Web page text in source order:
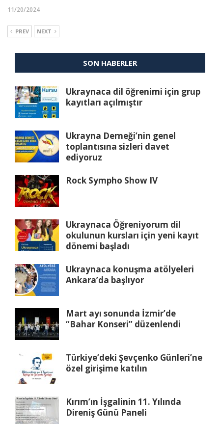
11/20/2024
PREV NEXT
SON HABERLER
Ukraynaca dil öğrenimi için grup
kayıtları açılmıştır
Ukrayna Derneği’nin genel
toplantısına sizleri davet
ediyoruz
Rock Sympho Show IV
Ukraynaca Öğreniyorum dil
okulunun kursları için yeni kayıt
dönemi başladı
Ukraynaca konuşma atölyeleri
Ankara’da başlıyor
Mart ayı sonunda İzmir’de
“Bahar Konseri” düzenlendi
Türkiye’deki Şevçenko Günleri’ne
özel girişime katılın
Kırım’ın İşgalinin 11. Yılında
Direniş Günü Paneli